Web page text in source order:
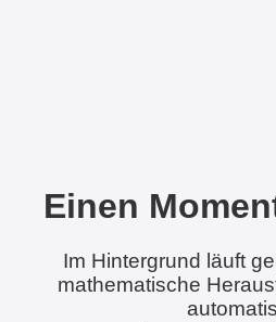
Einen
Im Hintergrund läuft
mathematische